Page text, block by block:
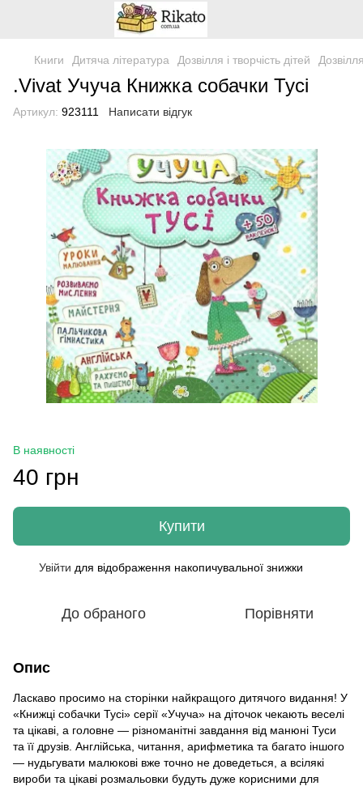
Книги Дитяча література Дозвілля і творчість дітей
.Vivat Учуча Книжка собачки Тусі
Артикул: 923111 Написати відгук
В наявності
40 грн
Купити
Увійти для відображення накопичувальної знижки
До обраного Порівняти
Опис
Ласкаво просимо на сторінки найкращого дитячого видання! У
«Книжці собачки Тусі» серії «Учуча» на діточок чекають веселі
та цікаві, а головне — різноманітні завдання від манюні Туси
та її друзів. Англійська, читання, арифметика та багато іншого
— нудьгувати малюкові вже точно не доведеться, а всілякі
вироби та цікаві розмальовки будуть дуже корисними для